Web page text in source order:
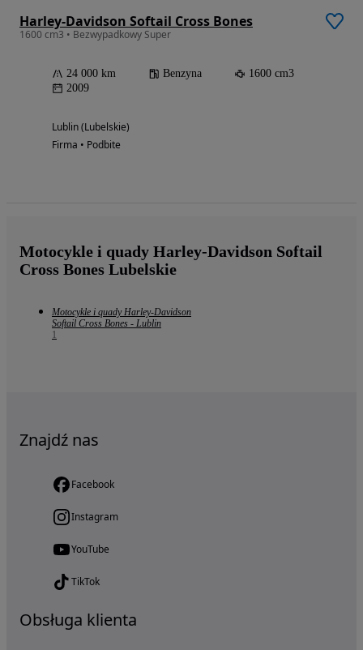
Harley-Davidson Softail Cross Bones
1600 cm3 • Bezwypadkowy Super
24 000 km Benzyna
1600 cm3
2009
Lublin (Lubelskie)
Firma • Podbite
Motocykle i quady Harley-Davidson Softail
Cross Bones Lubelskie
Motocykle i quady Harley-Davidson
Softail Cross Bones - Lublin
1
Znajdź nas
Facebook
Instagram
YouTube
TikTok
Obsługa klienta